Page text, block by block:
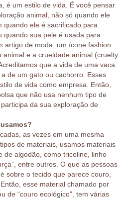
é um estilo de vida. É você pensar
animal, não só quando ele
quando ele é sacrificado para
quando sua pele é usada para
artigo de moda, um ícone fashion.
animal e a crueldade animal (cruelty
que a vida de uma vaca
de um gato ou cachorro. Esses
de vida como empresa. Então,
que não usa nenhum tipo de
da sua exploração de
as vezes em uma mesma
de materiais, usamos materiais
de algodão, como tricoline, linho
entre outros. O que as pessoas
sobre o tecido que parece couro,
esse material chamado por
de “couro ecológico”, tem várias